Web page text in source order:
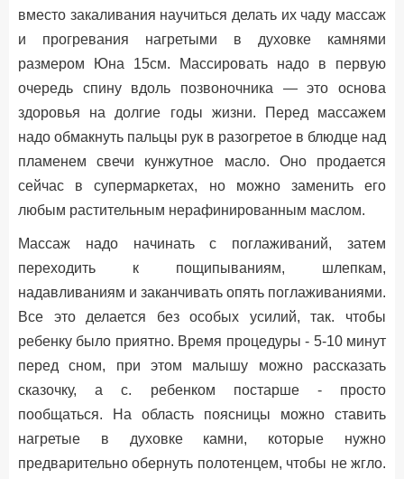
вместо закаливания научиться делать их чаду массаж
и прогревания нагретыми в духовке камнями
размером Юна 15см. Массировать надо в первую
очередь спину вдоль позвоночника — это основа
здоровья на долгие годы жизни. Перед массажем
надо обмакнуть пальцы рук в разогретое в блюдце над
пламенем свечи кунжутное масло. Оно продается
сейчас в супермаркетах, но можно заменить его
любым растительным нерафинированным маслом.
Массаж надо начинать с поглаживаний, затем
переходить к пощипываниям, шлепкам,
надавливаниям и заканчивать опять поглаживаниями.
Все это делается без особых усилий, так. чтобы
ребенку было приятно. Время процедуры - 5-10 минут
перед сном, при этом малышу можно рассказать
сказочку, а с. ребенком постарше - просто
пообщаться. На область поясницы можно ставить
нагретые в духовке камни, которые нужно
предварительно обернуть полотенцем, чтобы не жгло.